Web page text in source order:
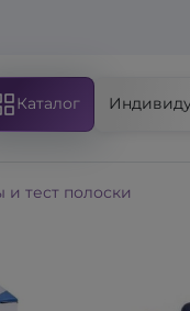
Каталог
и тест полоски